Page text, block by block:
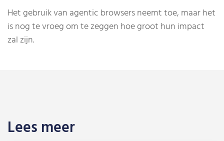
Het gebruik van agentic browsers neemt toe, maar het
is nog te vroeg om te zeggen hoe groot hun impact
zal zijn.
Lees meer